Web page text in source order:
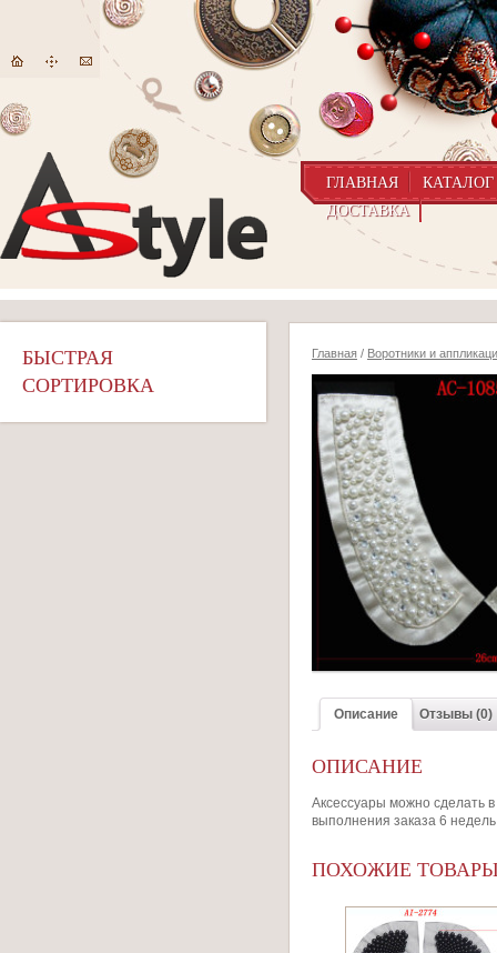
ГЛАВНАЯ
КАТАЛОГ
ДОСТАВКА
БЫСТРАЯ
СОРТИРОВКА
Главная / Воротники и
Описание Отзывы (0)
ОПИСАНИЕ
Аксессуары можно сделать
выполнения заказа 6
ПОХОЖИЕ